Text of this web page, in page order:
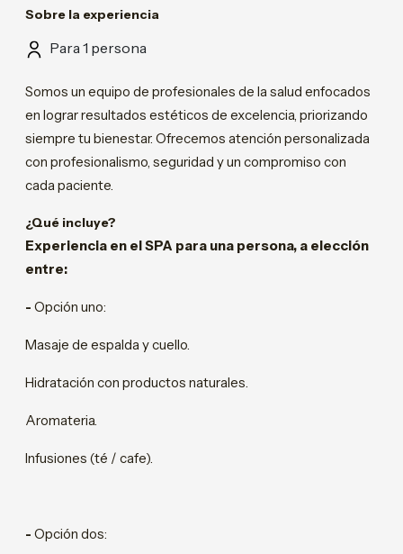
Sobre la experiencia
Para 1 persona
Somos un equipo de profesionales de la salud enfocados
en lograr resultados estéticos de excelencia, priorizando
siempre tu bienestar. Ofrecemos atención personalizada
con profesionalismo, seguridad y un compromiso con
cada paciente.
¿Qué incluye?
Experiencia en el SPA para una persona, a elección
entre:
- Opción uno:
Masaje de espalda y cuello.
Hidratación con productos naturales.
Aromateria.
Infusiones (té / cafe).
- Opción dos: